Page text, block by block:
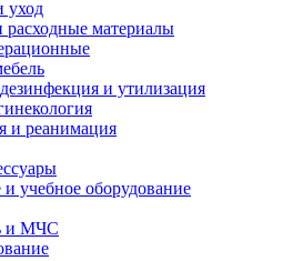
уход
материалы
и утилизация
и реанимация
учебное оборудование
и МЧС